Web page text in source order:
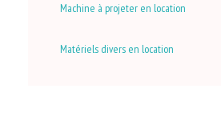
Machine à projeter en location
Matériels divers en location